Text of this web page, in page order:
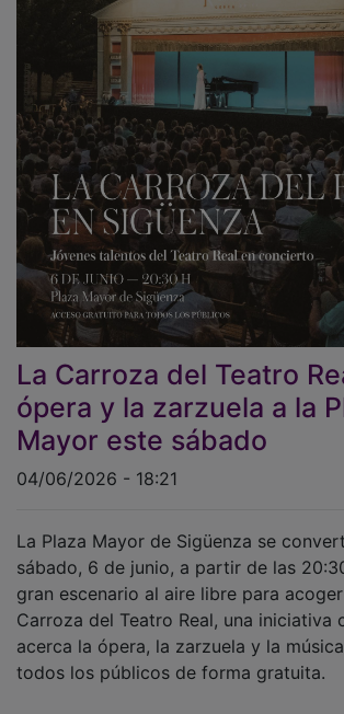
La Carroza del Teatro
ópera y la zarzuela a la
Mayor este sábado
04/06/2026 - 18:21
sábado, 6 de junio, a partir de las
gran escenario al aire libre para acoger
Carroza del Teatro Real, una iniciativa
acerca la ópera, la zarzuela y la
todos los públicos de forma gratuita.